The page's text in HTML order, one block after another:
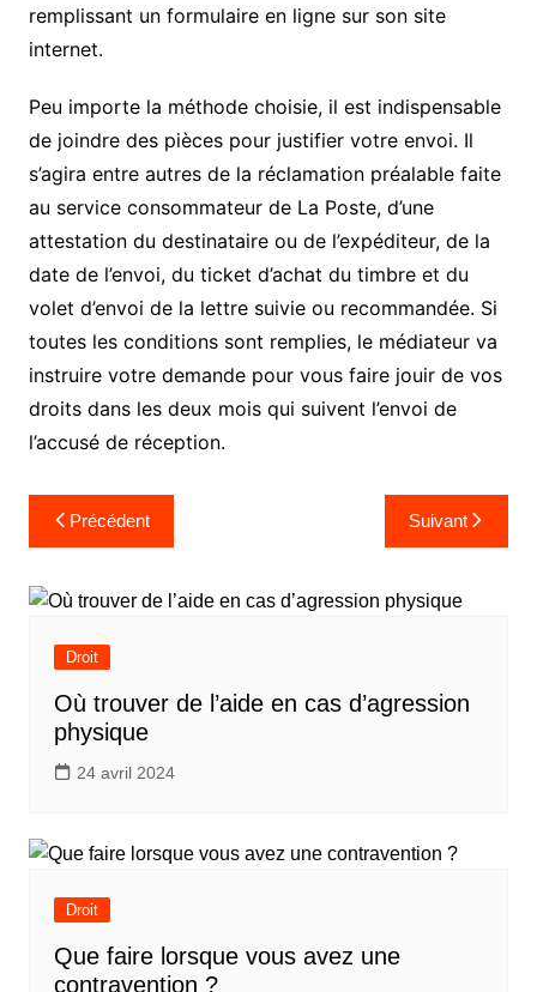
remplissant un formulaire en ligne sur son site
internet.
Peu importe la méthode choisie, il est indispensable
de joindre des pièces pour justifier votre envoi. Il
s’agira entre autres de la réclamation préalable faite
au service consommateur de La Poste, d’une
attestation du destinataire ou de l’expéditeur, de la
date de l’envoi, du ticket d’achat du timbre et du
volet d’envoi de la lettre suivie ou recommandée. Si
toutes les conditions sont remplies, le médiateur va
instruire votre demande pour vous faire jouir de vos
droits dans les deux mois qui suivent l’envoi de
l’accusé de réception.
Navigation
de
l’article
Précédent Suivant
Droit
Où trouver de l’aide en cas d’agression
physique
24 avril 2024
Droit
Que faire lorsque vous avez une
contravention ?